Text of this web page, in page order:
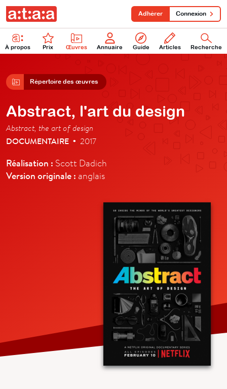
À propos Prix Œuvres Annuaire Guide Articles Recherche
Adhérer Connexion
Répertoire des œuvres
Abstract, l'art du design
Abstract, the art of design
DOCUMENTAIRE • 2017
Réalisation : Scott Dadich
Version originale : anglais